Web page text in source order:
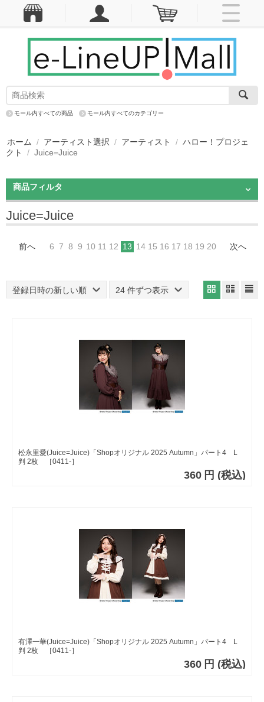
モール内すべての商品 モール内すべてのカテゴリー
ホーム / アーティスト選択 / アーティスト / ハロー！プロジェ
クト
/ Juice=Juice
商品フィルタ
Juice=Juice
前へ 6 7 8 9 10 11 12 13 14 15 16 17 18 19 20 次へ
登録日時の新しい順 24 件ずつ表示
松永里愛(Juice=Juice)「Shopオリジナル 2025 Autumn」パート4 L
判 2枚 ［0411-］
360 円 (税込)
有澤一華(Juice=Juice)「Shopオリジナル 2025 Autumn」パート4 L
判 2枚 ［0411-］
360 円 (税込)